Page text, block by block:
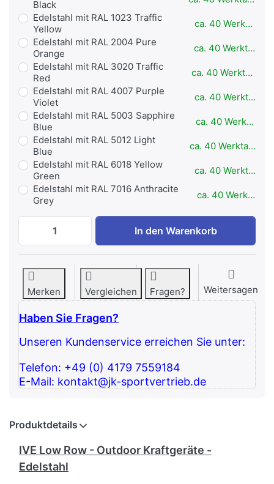
Black
Edelstahl mit RAL 1023 Traffic
Yellow
ca. 40 Werktage
Edelstahl mit RAL 2004 Pure
Orange
ca. 40 Werktage
Edelstahl mit RAL 3020 Traffic
Red
ca. 40 Werktage
Edelstahl mit RAL 4007 Purple
Violet
ca. 40 Werktage
Edelstahl mit RAL 5003 Sapphire
Blue
ca. 40 Werktage
Edelstahl mit RAL 5012 Light
Blue
ca. 40 Werktage
Edelstahl mit RAL 6018 Yellow
Green
ca. 40 Werktage
Edelstahl mit RAL 7016 Anthracite
Grey
ca. 40 Werktage
IVE Low Row - Outdoor Kraftgeräte -
In den Warenkorb
Merken Vergleichen Fragen? Weitersagen
Haben Sie Fragen?
Unseren Kundenservice erreichen Sie unter:
Telefon: +49 (0) 4179 7559184
E-Mail: kontakt@jk-sportvertrieb.de
Produktdetails
IVE Low Row - Outdoor Kraftgeräte -
Edelstahl